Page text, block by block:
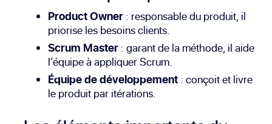
Product Owner : responsable du produit, il
priorise les besoins clients.
Scrum Master : garant de la méthode, il aide
l’équipe à appliquer Scrum.
Équipe de développement : conçoit et livre
le produit par itérations.